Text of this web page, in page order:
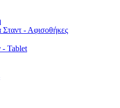
Σταντ - Αφισοθήκες
- Tablet